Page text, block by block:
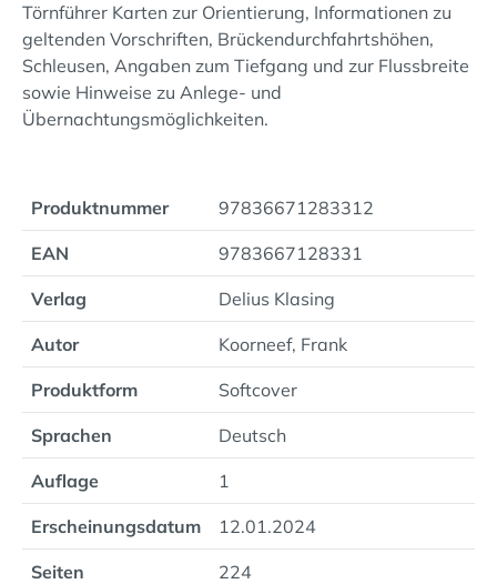
Törnführer Karten zur Orientierung, Informationen zu
geltenden Vorschriften, Brückendurchfahrtshöhen,
Schleusen, Angaben zum Tiefgang und zur Flussbreite
sowie Hinweise zu Anlege- und
Übernachtungsmöglichkeiten.
Produktnummer 97836671283312
EAN 9783667128331
Verlag Delius Klasing
Autor Koorneef, Frank
Produktform Softcover
Sprachen Deutsch
Auflage 1
Erscheinungsdatum 12.01.2024
Seiten 224